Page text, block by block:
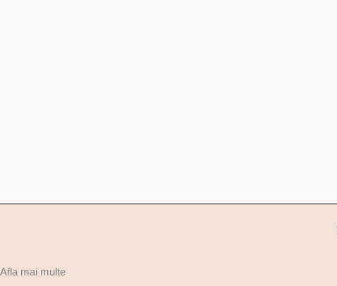
Afla mai multe